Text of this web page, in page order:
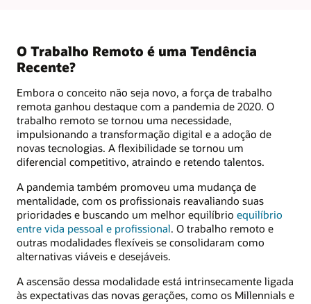
O Trabalho Remoto é uma Tendência
Recente?
Embora o conceito não seja novo, a força de trabalho
remota ganhou destaque com a pandemia de 2020. O
trabalho remoto se tornou uma necessidade,
impulsionando a transformação digital e a adoção de
novas tecnologias. A flexibilidade se tornou um
diferencial competitivo, atraindo e retendo talentos.
A pandemia também promoveu uma mudança de
mentalidade, com os profissionais reavaliando suas
prioridades e buscando um melhor equilíbrio equilíbrio
entre vida pessoal e profissional. O trabalho remoto e
outras modalidades flexíveis se consolidaram como
alternativas viáveis e desejáveis.
A ascensão dessa modalidade está intrinsecamente ligada
às expectativas das novas gerações, como os Millennials e